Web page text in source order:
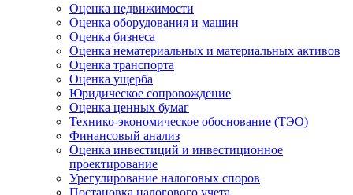
Оценка недвижимости
Оценка оборудования и машин
Оценка бизнеса
Оценка нематериальных и материальных активов
Оценка транспорта
Оценка ущерба
Юридическое сопровождение
Оценка ценных бумаг
Технико-экономическое обоснование (ТЭО)
Финансовый анализ
Оценка инвестиций и инвестиционное
проектирование
Урегулирование налоговых споров
Постановка налогового учета